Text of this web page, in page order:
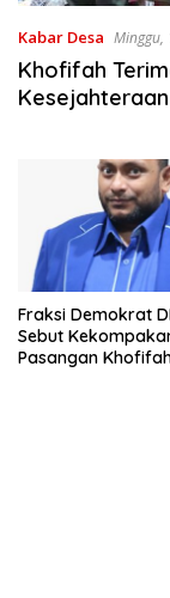
Kabar Desa Minggu,
Khofifah
Fraksi Demokrat
Sebut
Pasangan